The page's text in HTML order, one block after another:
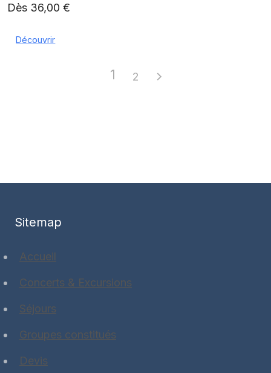
Dès 36,00 €
Découvrir
1 2
Sitemap
Accueil
Concerts & Excursions
Séjours
Groupes constitués
Devis